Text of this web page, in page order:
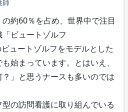
約60％を占め、世界中で注目
ビュートゾルフ
ュートゾルフをモデルとした
始まっています。とはいえ、
？」と思うナースも多いのでは
の訪問看護に取り組んでいる